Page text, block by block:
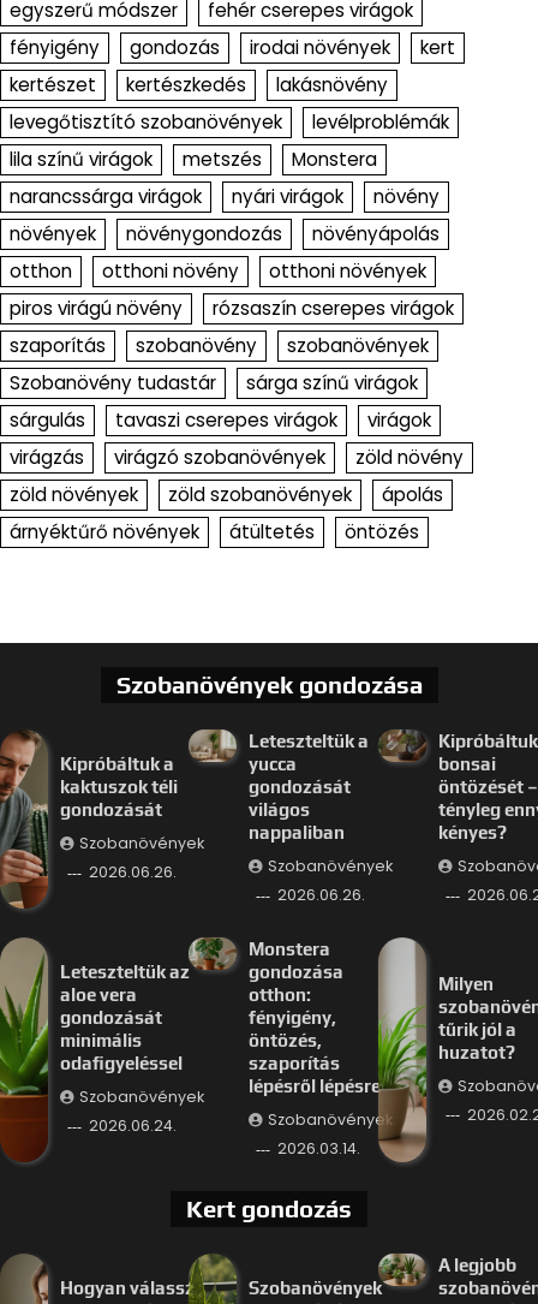
egyszerű módszer
fehér cserepes virágok
fényigény
gondozás irodai növények
kert
kertészet
kertészkedés
lakásnövény
levegőtisztító szobanövények
levélproblémák
lila színű virágok
metszés
Monstera
narancssárga virágok
nyári virágok
növény
növények
növénygondozás
növényápolás
otthon
otthoni növény
otthoni növények
piros virágú növény
rózsaszín cserepes virágok
szaporítás
szobanövény
szobanövények
Szobanövény tudastár
sárga színű virágok
sárgulás
tavaszi cserepes virágok
virágok
virágzás
virágzó szobanövények
zöld növény
zöld növények
zöld szobanövények
ápolás
árnyéktűrő növények
átültetés öntözés
Szobanövények gondozása
Kipróbáltuk a
kaktuszok téli
gondozását
Szobanövények
2026.06.26.
Leteszteltük a
yucca
gondozását
világos
nappaliban
Szobanövények
2026.06.26.
bonsai
öntözését –
tényleg
kényes?
Leteszteltük az
aloe vera
gondozását
minimális
odafigyeléssel
Szobanövények
2026.06.24.
Monstera
gondozása
otthon:
fényigény,
öntözés,
szaporítás
lépésről lépésre
Szobanövények
2026.03.14.
Milyen
tűrik jól a
huzatot?
Kert gondozás
Hogyan válassz
Szobanövények
A legjobb